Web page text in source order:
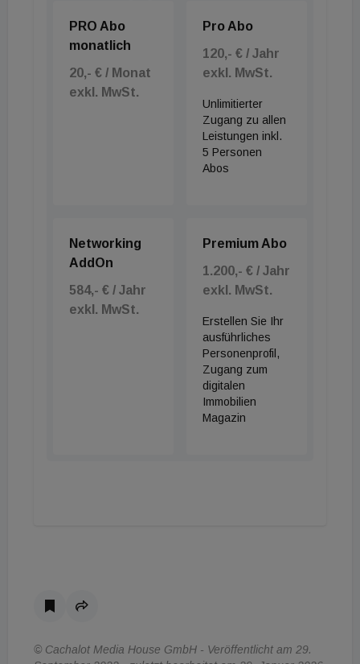
PRO Abo
monatlich
20,- € / Monat
exkl. MwSt.
Pro Abo
120,- € / Jahr
exkl. MwSt.
Unlimitierter
Zugang zu allen
Leistungen inkl.
5 Personen
Abos
Networking
AddOn
584,- € / Jahr
exkl. MwSt.
Premium Abo
1.200,- € / Jahr
exkl. MwSt.
Erstellen Sie Ihr
ausführliches
Personenprofil,
Zugang zum
digitalen
Immobilien
Magazin
© Cachalot Media House GmbH - Veröffentlicht am 29.